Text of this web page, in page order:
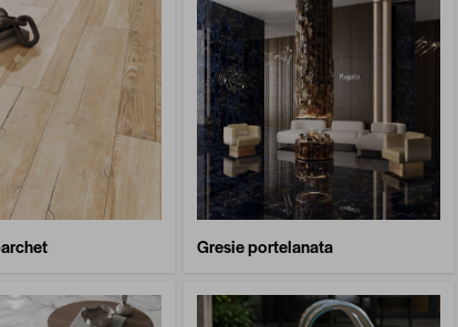
Gresie portelanata